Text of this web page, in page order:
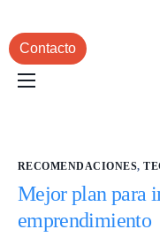
Blog
Contacto
RECOMENDACIONES,
Mejor plan para
emprendimiento